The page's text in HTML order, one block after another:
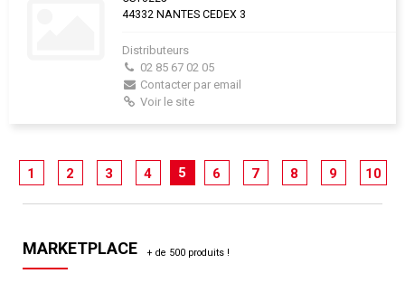
44332 NANTES CEDEX 3
Distributeurs
02 85 67 02 05
Contacter par email
Voir le site
1 2 3 4 5 6 7 8 9 10
MARKETPLACE